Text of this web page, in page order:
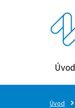
Úvod
Úvod